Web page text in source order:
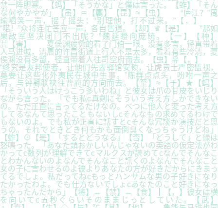
禁一阵胆寒。【蚂】「そうかな」と僕は言った。【蚱】「そん
な何やかやが」【虽】♒【属】【昆】≈【虫】 “庐江？”周
瑜哂笑一声，摇了摇头：“别理他，打不过来。”【，】
“喏！”众将连忙答应一声，各自告退。【却】♛【是】 “那如
果敌军坚决闭门不出呢？”魏延瞪向庞统。【一】【种】
⌘【害】 夏侯渊疲惫的看了门伯一眼，没有多言，径直带着
人马进城，清晨的许昌街道上行人不是太多，看着有些冷清，夏
侯渊没有多留，径直带着人往司空府而去。【虫】유【，】
“终究是友邦使者，让他们先去驿馆安顿，让虎贲士严密监视，
莫要让这些化外夷民在城中生事。”陈群点点头，吩咐一声之
后，与钟繇联袂往曹府的方向而去。【至】≈【于】★【蚂】
「そういう人はけっこう多いわね」と彼女は爪の甘皮をいじり
ながら言った。「でも私c真剣にそういう考え方しかできない
の。ただ正直に言ってるだけなの。べつに他人と変った考え方
してるなんて思ったこともないしcそんなもの求めてるわけで
もないのよ。でも私が正直に話すとcそんな冗談か演技だと思
うの。それでときどき何もかも面倒臭くなっちゃうけどね」
【蚱】⊙【是】「するとどうなる」【否】「どうして」と緑は
怒鳴った。「あなた頭おかしいんじゃないの英語の仮定法がわ
かってc数列が理解できてcマルクスが読めてcなんでそんなこ
とわかんないのよなんでそんなこと訊くのよなんでそんなこと
女の子に言わせるのよ彼よりあなたの方が好きだからにきまっ
てるでしょ。私だってねcもっとハンサムな男の子好きになり
たかったわよ。でも仕方ないでしょcあなたのこと好きになっ
ちゃったんだから」【将】→【禁】←【食】┃【，】彼女は横
を向いてc五秒ぐらいそのままじっとしていた。【武】